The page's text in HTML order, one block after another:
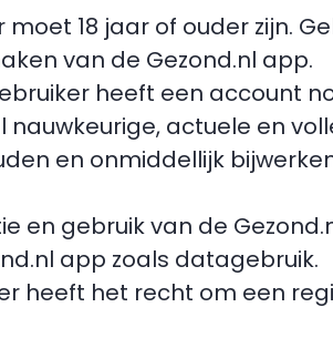
moet 18 jaar of ouder zijn.
van de Gezond.nl app.
heeft een account
nauwkeurige, actuele en
en onmiddellijk
en gebruik van de
app zoals datagebruik.
heeft het recht om een